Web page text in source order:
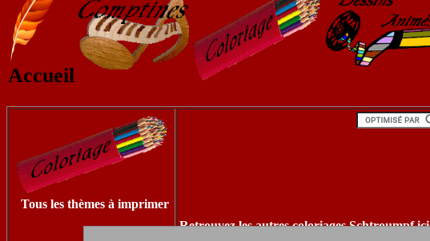
Accueil
Tous les thèmes à imprimer
Retrouvez les autres coloriages Schtroumpf ici